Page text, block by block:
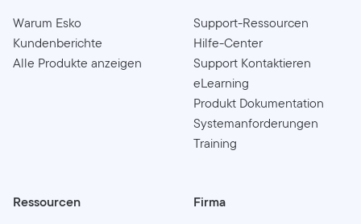
Warum Esko
Kundenberichte
Alle Produkte anzeigen
Support-Ressourcen
Hilfe-Center
Support Kontaktieren
eLearning
Produkt Dokumentation
Systemanforderungen
Training
Ressourcen
Firma